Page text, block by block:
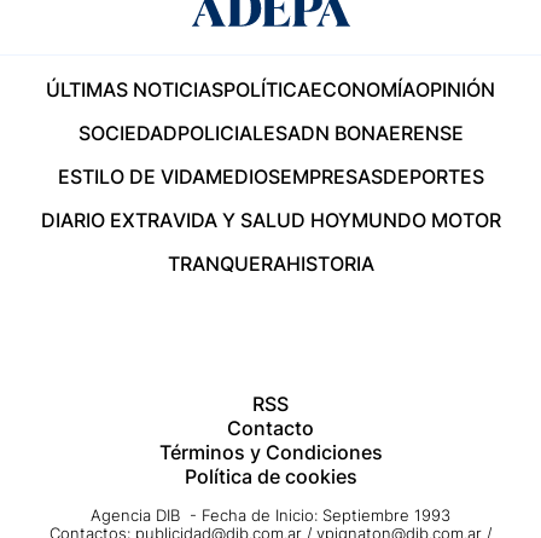
ÚLTIMAS NOTICIASPOLÍTICAECONOMÍAOPINIÓN
SOCIEDADPOLICIALESADN BONAERENSE
ESTILO DE VIDAMEDIOSEMPRESASDEPORTES
DIARIO EXTRAVIDA Y SALUD HOYMUNDO MOTOR
TRANQUERAHISTORIA
RSS
Contacto
Términos y Condiciones
Política de cookies
Agencia DIB - Fecha de Inicio: Septiembre 1993
Contactos: publicidad@dib.com.ar / vpignaton@dib.com.ar /